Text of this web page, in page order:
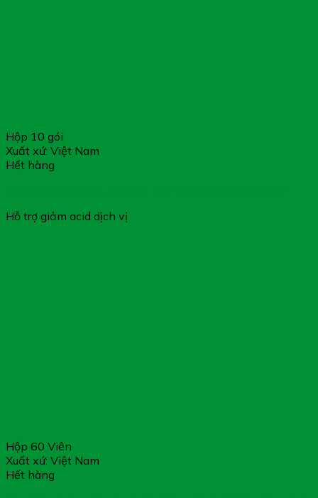
Hộp 10 gói
Xuất xứ: Việt Nam
Hết hàng
Hỗ trợ giảm acid dịch vị
Hộp 60 Viên
Xuất xứ: Việt Nam
Hết hàng